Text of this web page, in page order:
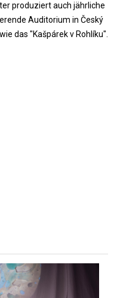
produziert auch jährliche
Auditorium in Český
das "Kašpárek v Rohlíku".